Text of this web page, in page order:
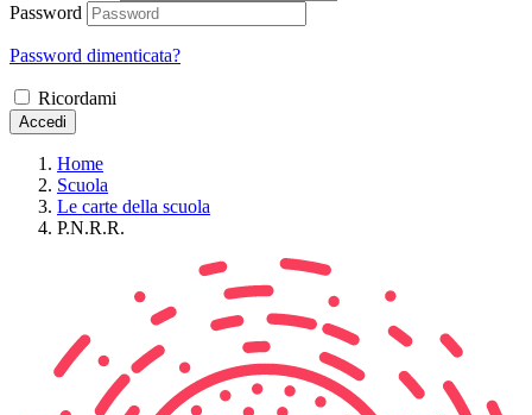
Password
Password dimenticata?
Ricordami
Accedi
Home
Scuola
Le carte della scuola
P.N.R.R.